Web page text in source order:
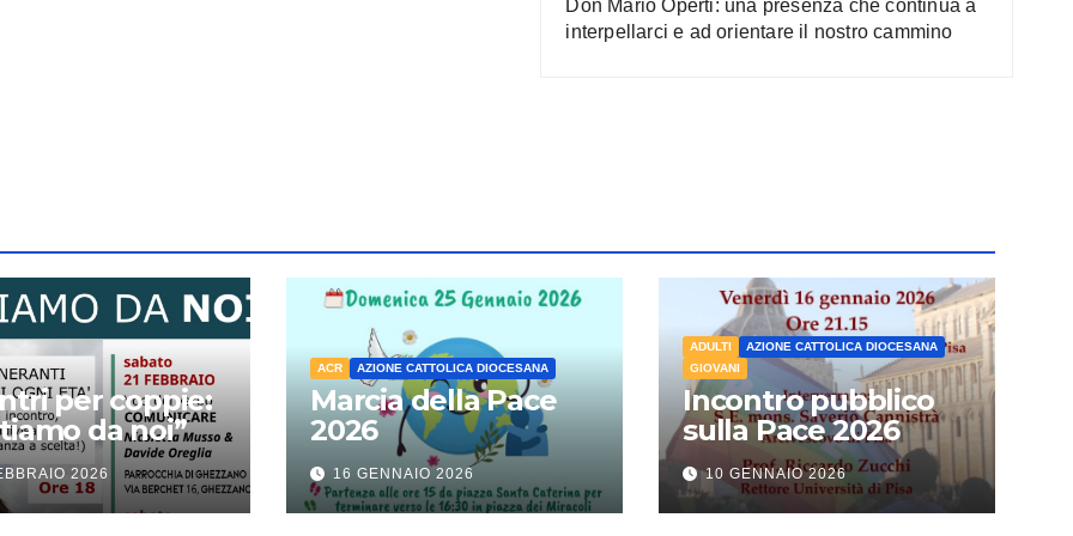
Don Mario Operti: una presenza che continua a
interpellarci e ad orientare il nostro cammino
per coppie:
da noi”
2026
ACR AZIONE CATTOLICA DIOCESANA
Marcia della Pace
2026
16 GENNAIO 2026
ADULTI
AZIONE CATTOLICA DIOCESANA
GIOVANI
Incontro pubblico
sulla Pace 2026
10 GENNAIO 2026